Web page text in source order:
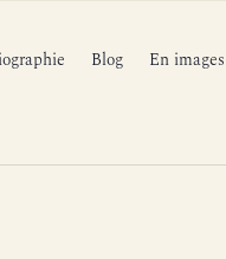
Blog En images